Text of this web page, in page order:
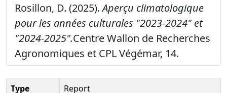
Rosillon, D. (2025).Aperçu climatologique
pour les années culturales "2023-2024" et
"2024-2025".Centre Wallon de Recherches
Agronomiques et CPL Végémar, 14.
Type
Report